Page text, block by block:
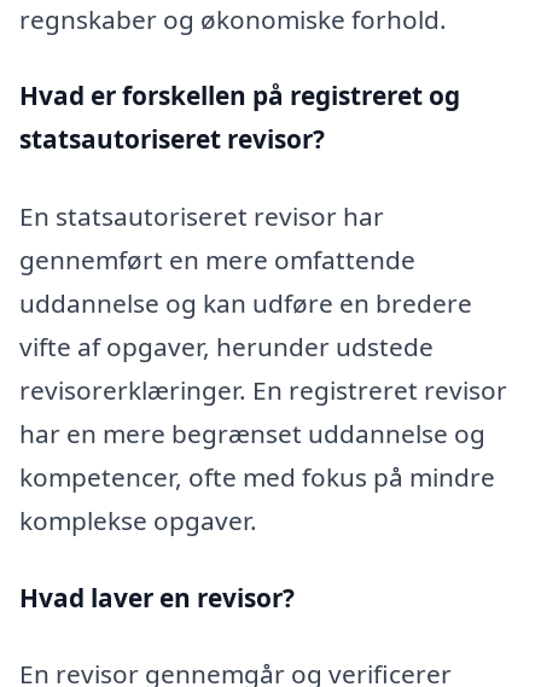
regnskaber og økonomiske forhold.
Hvad er forskellen på registreret og
statsautoriseret revisor?
En statsautoriseret revisor har
gennemført en mere omfattende
uddannelse og kan udføre en bredere
vifte af opgaver, herunder udstede
revisorerklæringer. En registreret revisor
har en mere begrænset uddannelse og
kompetencer, ofte med fokus på mindre
komplekse opgaver.
Hvad laver en revisor?
En revisor gennemgår og verificerer